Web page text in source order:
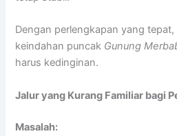
Dengan perlengkapan yang
keindahan puncak Gunung
harus kedinginan.
Jalur yang Kurang Familiar bagi
Masalah: